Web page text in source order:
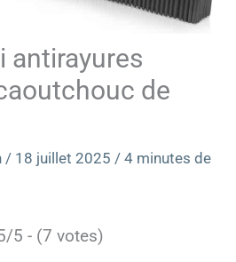
antirayures
de
/ 18 juillet 2025 / 4 minutes de
5 - (7 votes)